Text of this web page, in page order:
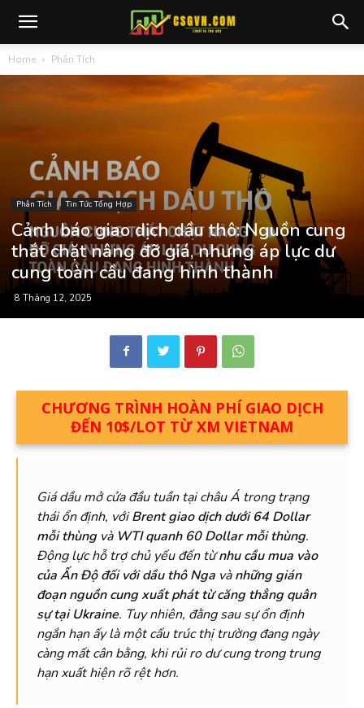
Home Phân Tích
Phân Tích Tin Tức Tổng Hợp
Cảnh báo giao dịch dầu thô: Nguồn cung
thắt chặt nâng đỡ giá, nhưng áp lực dư
cung toàn cầu đang hình thành
8 Tháng 12, 2025
CHƯƠNG TRÌNH HOÀN PHÍ GIAO DỊCH
ĐẾN 10$/LOT TỪ XM VIETNAM
Giá dầu mở cửa đầu tuần tại châu Á trong trạng
thái ổn định, vớiBrent giao dịch dưới 64 Dollar
mỗi thùng và WTI quanh 60 Dollar mỗi thùng.
Động lực hỗ trợ chủ yếu đến từnhu cầu mua vào
của Ấn Độ đối với dầu thô Nga vànhững gián
đoạn nguồn cung xuất phát từ căng thẳng quân
sự tại Ukraine. Tuy nhiên, đằng sau sự ổn định
ngắn hạn ấy là một cấu trúc thị trường đang ngày
càng mất cân bằng, khi rủi ro dư cung trong trung
hạn xuất hiện rõ rệt hơn.